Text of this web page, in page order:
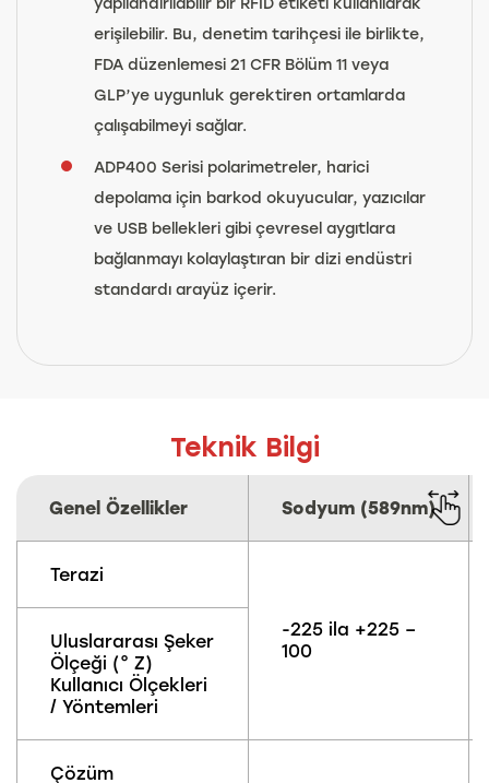
erişilebilir. Bu, denetim tarihçesi ile birlikte,
FDA düzenlemesi 21 CFR Bölüm 11 veya
GLP’ye uygunluk gerektiren ortamlarda
çalışabilmeyi sağlar.
ADP400 Serisi polarimetreler, harici
depolama için barkod okuyucular, yazıcılar
ve USB bellekleri gibi çevresel aygıtlara
bağlanmayı kolaylaştıran bir dizi endüstri
standardı arayüz içerir.
Teknik Bilgi
Genel Özellikler Sodyum (589nm)
Terazi
-225 ila +225 –
100
Uluslararası Şeker
Ölçeği (° Z)
Kullanıcı Ölçekleri
/ Yöntemleri
Çözüm